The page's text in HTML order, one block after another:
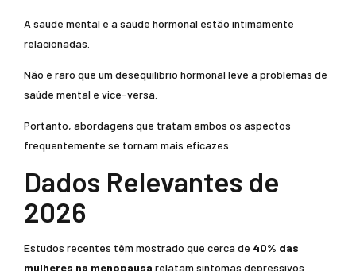
A saúde mental e a saúde hormonal estão intimamente
relacionadas.
Não é raro que um desequilíbrio hormonal leve a problemas de
saúde mental e vice-versa.
Portanto, abordagens que tratam ambos os aspectos
frequentemente se tornam mais eficazes.
Dados Relevantes de
2026
Estudos recentes têm mostrado que cerca de 40% das
mulheres na menopausa relatam sintomas depressivos